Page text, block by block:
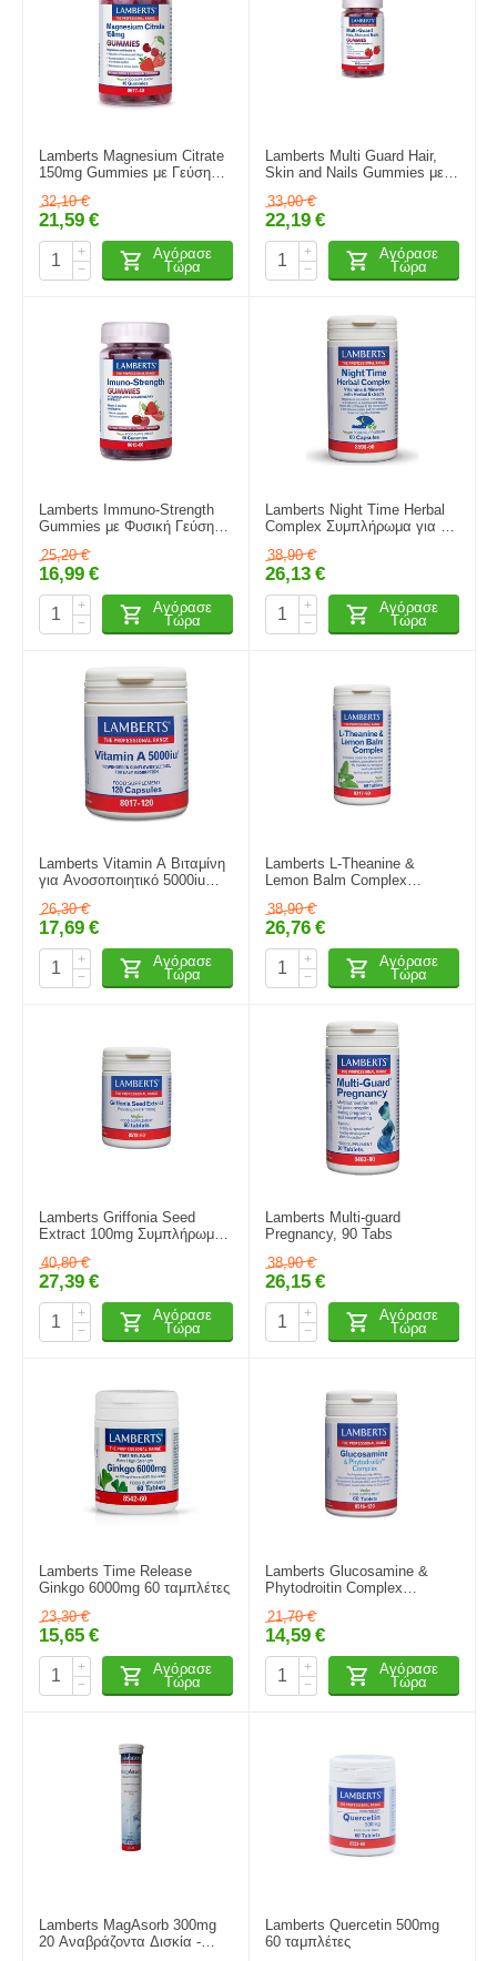
Lamberts Magnesium Citrate
150mg Gummies με Γεύση
Gummies
32,10 €
21,59 €
+
−
Αγόρασε
Τώρα
Lamberts Multi Guard Hair,
Skin and Nails Gummies με
Gummies
33,00 €
22,19 €
+
−
Αγόρασε
Τώρα
Lamberts Immuno-Strength
Gummies με Φυσική Γεύση
Gummies
25,20 €
16,99 €
+
−
Αγόρασε
Τώρα
Lamberts Night Time Herbal
Complex Συμπλήρωμα για το
κάψουλες Λεμόνι
38,90 €
26,13 €
+
−
Αγόρασε
Τώρα
Lamberts Vitamin A Βιταμίνη
για Ανοσοποιητικό 5000iu
26,30 €
17,69 €
+
−
Αγόρασε
Τώρα
Lamberts L-Theanine &
Lemon Balm Complex
38,90 €
26,76 €
+
−
Αγόρασε
Τώρα
Lamberts Griffonia Seed
Extract 100mg Συμπλήρωμα
Της Σεροτονίνης, 60
Ταμπλέτες (8518-60)
40,80 €
27,39 €
+
−
Αγόρασε
Τώρα
Lamberts Multi-guard
Pregnancy, 90 Tabs
38,90 €
26,15 €
+
−
Αγόρασε
Τώρα
Lamberts Time Release
Ginkgo 6000mg 60 ταμπλέτες
23,30 €
15,65 €
+
−
Αγόρασε
Τώρα
Lamberts Glucosamine &
Phytodroitin Complex
των Αρθρώσεων 60
ταμπλέτες
21,70 €
14,59 €
+
−
Αγόρασε
Τώρα
Lamberts MagAsorb 300mg
20 Αναβράζοντα Δισκία -
Lamberts Quercetin 500mg
60 ταμπλέτες